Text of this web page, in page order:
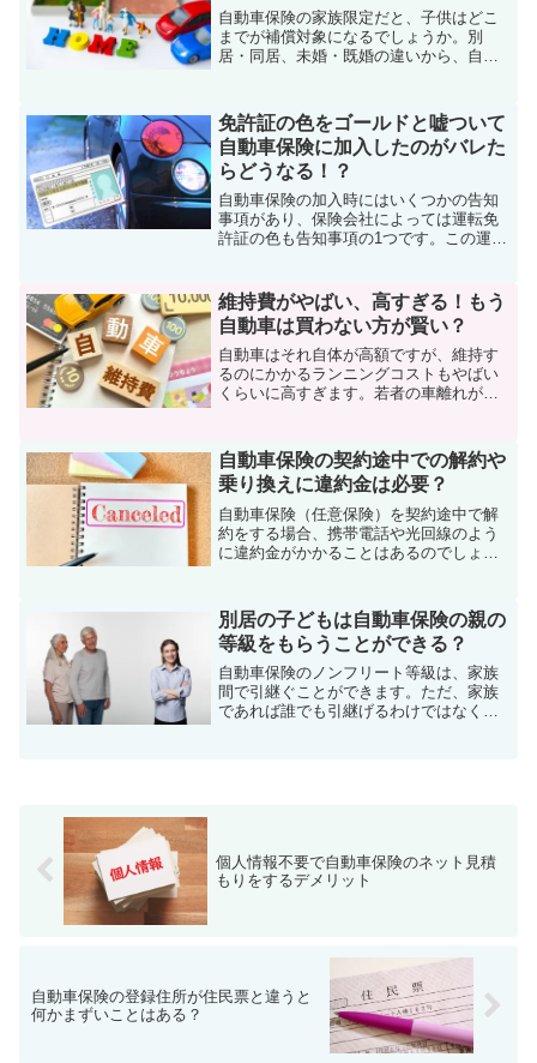
自動車保険の家族限定だと、子供はどこ
までが補償対象になるでしょうか。別
居・同居、未婚・既婚の違いから、自動
免許証の色をゴールドと嘘ついて
自動車保険に加入したのがバレた
らどうなる！？
自動車保険の加入時にはいくつかの告知
事項があり、保険会社によっては運転免
許証の色も告知事項の1つです。この運転
く解説していきます。
維持費がやばい、高すぎる！もう
自動車は買わない方が賢い？
自動車はそれ自体が高額ですが、維持す
るのにかかるランニングコストもやばい
くらいに高すぎます。若者の車離れがよ
維持費が高すぎる自動車は、買わない方
が賢いのでしょうか。
自動車保険の契約途中での解約や
乗り換えに違約金は必要？
自動車保険（任意保険）を契約途中で解
約をする場合、携帯電話や光回線のよう
に違約金がかかることはあるのでしょう
か、また解約時の払戻金や注意点につい
て解説していきます。
別居の子どもは自動車保険の親の
等級をもらうことができる？
自動車保険のノンフリート等級は、家族
間で引継ぐことができます。ただ、家族
であれば誰でも引継げるわけではなく、
個人情報不要で自動車保険のネット見積
もりをするデメリット
自動車保険の登録住所が住民票と違うと
何かまずいことはある？